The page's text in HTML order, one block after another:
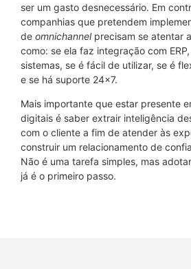
ser um gasto desnecessário. Em
companhias que pretendem
de omnichannelprecisam se atentar
como: se ela faz integração com
sistemas, se é fácil de utilizar, se é
e se há suporte 24×7.
Mais importante que estar presente
digitais é saber extrair inteligência
com o cliente a fim de atender às
construir um relacionamento de
Não é uma tarefa simples, mas
já é o primeiro passo.